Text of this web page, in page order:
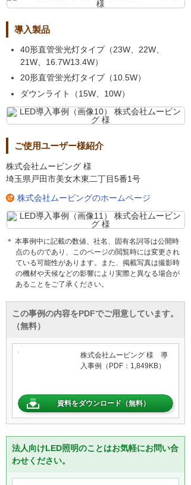
導入製品
40形直管蛍光灯タイプ（23W、22W、
21W、16.7W13.4W）
20形直管蛍光灯タイプ（10.5W）
ダウンライト（15W、10W）
ご使用ユーザー様紹介
株式会社ムービング 様
埼玉県戸田市美女木東二丁目5番1号
株式会社ムービングのホームページ
＊ 本事例中に記載の数値、社名、固有名詞等は公開時
点のものであり、このページの閲覧時には変更され
ている可能性があります。また、掲載写真は撮影時
の機材や天候などの影響により実際と異なる場合が
あることをご了承ください。
この事例の内容をPDFでご用意しています。
（無料）
株式会社ムービング 様 導
入事例（PDF：1,849KB）
資料をダウンロード（無料）
法人向けLED照明のことはお気軽にお問い合
わせください。